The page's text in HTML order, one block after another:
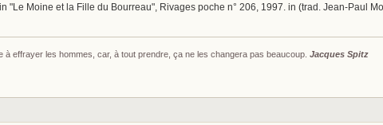
"Le Moine et la Fille du Bourreau", Rivages poche n° 206, 1997. in (trad. Jean-Paul
à effrayer les hommes, car, à tout prendre, ça ne les changera pas beaucoup. Jacques Spitz